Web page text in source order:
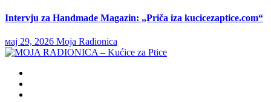
Intervju za Handmade Magazin: „Priča iza kucicezaptice.com“
мај 29, 2026 Moja Radionica